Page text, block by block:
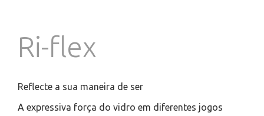
Ri-flex
Reflecte a sua maneira de ser
A expressiva força do vidro em diferentes jogos